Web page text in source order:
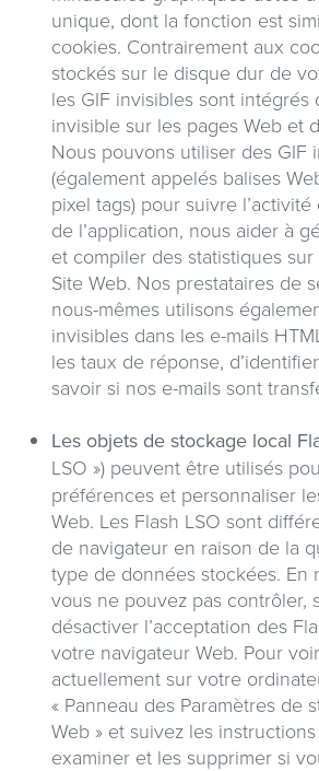
unique, dont la fonction est
cookies. Contrairement aux
stockés sur le disque dur de
les GIF invisibles sont intégrés
invisible sur les pages Web et
Nous pouvons utiliser des GIF
(également appelés balises
pixel tags) pour suivre
de l’application, nous aider à
et compiler des statistiques sur
Site Web. Nos prestataires de
nous-mêmes utilisons
invisibles dans les e-mails
les taux de réponse,
savoir si nos e-mails sont
Les objets de stockage local
LSO ») peuvent être utilisés
préférences et personnaliser
Web. Les Flash LSO sont
de navigateur en raison de la
type de données stockées. En
vous ne pouvez pas contrôler,
désactiver l’acceptation des
votre navigateur Web. Pour
actuellement sur votre
« Panneau des Paramètres de
Web » et suivez les
examiner et les supprimer si